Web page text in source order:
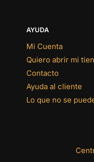
AYUDA
Mi Cuenta
Quiero abrir mi
Contacto
Ayuda al cliente
Lo que no se